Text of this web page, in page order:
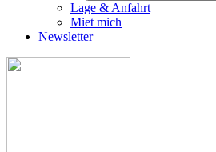
Lage & Anfahrt
Miet mich
Newsletter